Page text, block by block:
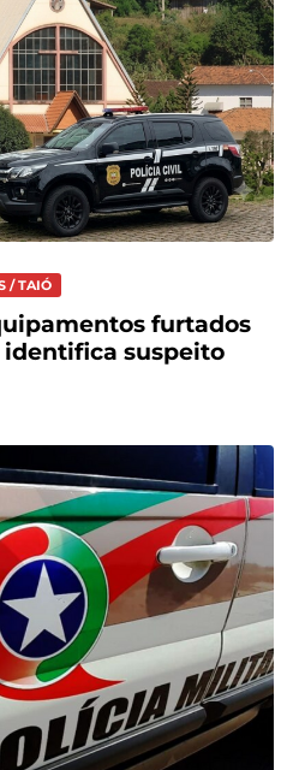
/ TAIÓ
furtados
identifica suspeito